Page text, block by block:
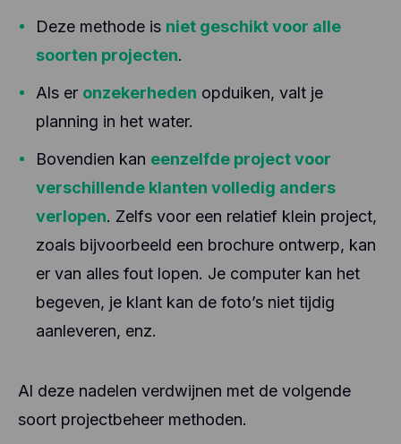
Deze methode is niet geschikt voor alle
soorten projecten.
Als er onzekerheden opduiken, valt je
planning in het water.
Bovendien kan eenzelfde project voor
verschillende klanten volledig anders
verlopen. Zelfs voor een relatief klein project,
zoals bijvoorbeeld een brochure ontwerp, kan
er van alles fout lopen. Je computer kan het
begeven, je klant kan de foto’s niet tijdig
aanleveren, enz.
Al deze nadelen verdwijnen met de volgende
soort projectbeheer methoden.